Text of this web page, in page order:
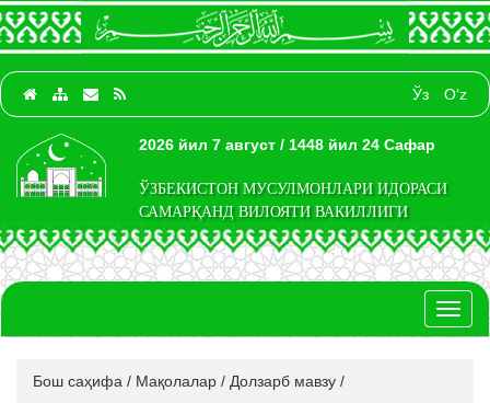
Ўз O‘z
2026 йил 7 август / 1448 йил 24 Сафар
ЎЗБЕКИСТОН МУСУЛМОНЛАРИ ИДОРАСИ
САМАРҚАНД ВИЛОЯТИ ВАКИЛЛИГИ
Бош саҳифа / Мақолалар / Долзарб мавзу /